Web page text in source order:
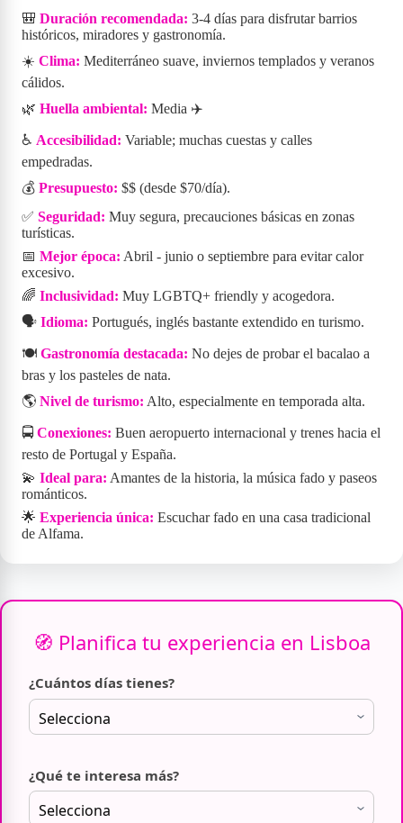
🎒 Duración recomendada: 3-4 días para disfrutar barrios
históricos, miradores y gastronomía.
☀️ Clima: Mediterráneo suave, inviernos templados y veranos
cálidos.
🌿 Huella ambiental: Media ✈️
♿ Accesibilidad: Variable; muchas cuestas y calles
empedradas.
💰 Presupuesto: $$ (desde $70/día).
✅ Seguridad: Muy segura, precauciones básicas en zonas
turísticas.
📅 Mejor época: Abril - junio o septiembre para evitar calor
excesivo.
🌈 Inclusividad: Muy LGBTQ+ friendly y acogedora.
🗣️ Idioma: Portugués, inglés bastante extendido en turismo.
🍽️ Gastronomía destacada: No dejes de probar el bacalao a
bras y los pasteles de nata.
🌎 Nivel de turismo: Alto, especialmente en temporada alta.
🚍 Conexiones: Buen aeropuerto internacional y trenes hacia el
resto de Portugal y España.
💫 Ideal para: Amantes de la historia, la música fado y paseos
románticos.
🌟 Experiencia única: Escuchar fado en una casa tradicional
de Alfama.
🧭 Planifica tu experiencia en Lisboa
¿Cuántos días tienes?
¿Qué te interesa más?